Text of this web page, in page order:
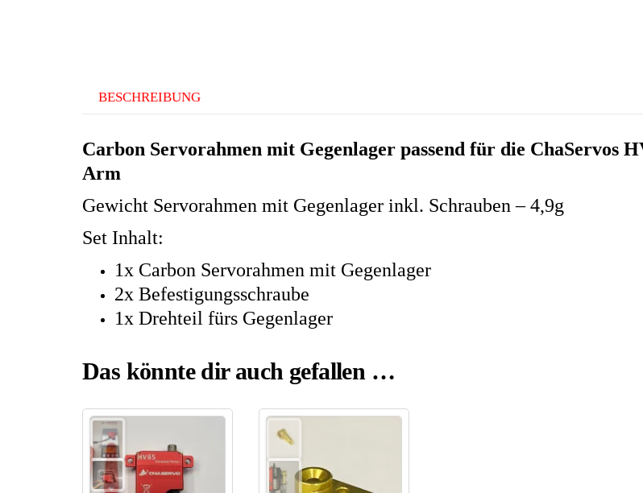
BESCHREIBUNG
Carbon Servorahmen mit Gegenlager passend für die ChaServos
Arm
Gewicht Servorahmen mit Gegenlager inkl. Schrauben – 4,9g
Set Inhalt:
1x Carbon Servorahmen mit Gegenlager
2x Befestigungsschraube
1x Drehteil fürs Gegenlager
Das könnte dir auch gefallen …